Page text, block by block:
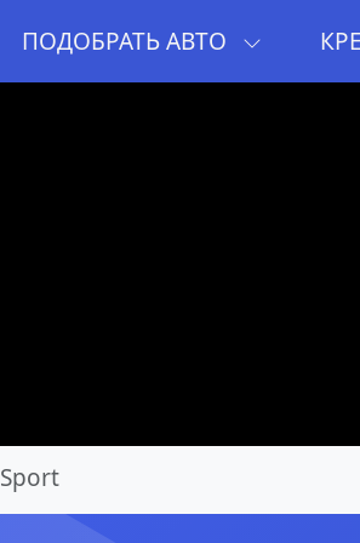
ПОДОБРАТЬ АВТО
Sport